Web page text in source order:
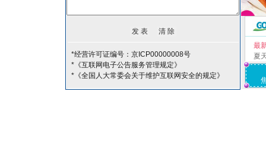
*经营许可证编号：京ICP00000008号
*《互联网电子公告服务管理规定》
*《全国人大常委会关于维护互联网安全的规定》
最
夏